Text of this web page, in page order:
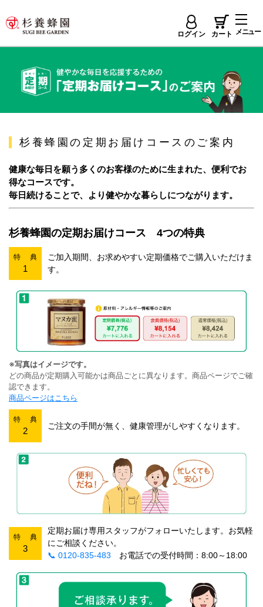
メニュー
ログイン カート
杉養蜂園の定期お届けコースのご案内
健康な毎日を願う多くのお客様のために生まれた、便利でお
得なコースです。
毎日続けることで、より健やかな暮らしにつながります。
杉養蜂園の定期お届けコース 4つの特典
特 典
1
ご加入期間、お求めやすい定期価格でご購入いただけま
す。
※写真はイメージです。
どの商品が定期購入可能かは商品ごとに異なります。商品ページでご確
認できます。
商品ページはこちら
特 典
2
ご注文の手間が無く、健康管理がしやすくなります。
特 典
3
定期お届け専用スタッフがフォローいたします。お気軽
にご相談ください。
📞 0120-835-483 お電話での受付時間：8:00～18:00